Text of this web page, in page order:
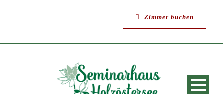
Zimmer buchen